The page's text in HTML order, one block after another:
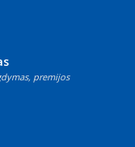
premijos